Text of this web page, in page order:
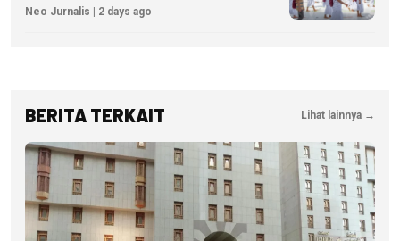
Neo Jurnalis | 2 days ago
BERITA TERKAIT Lihat lainnya →